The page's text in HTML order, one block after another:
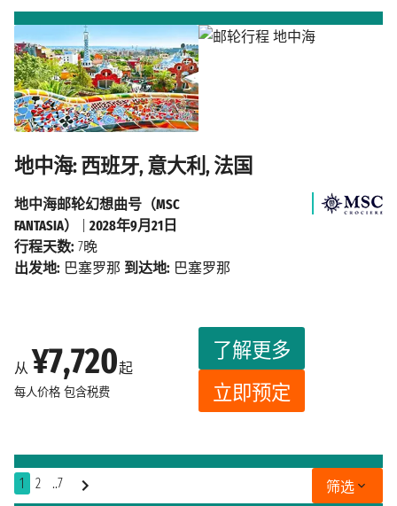
地中海: 西班牙, 意大利, 法国
从 ¥7,720起
每人价格 包含税费
了解更多
立即预定
地中海邮轮幻想曲号（MSC
FANTASIA）
2028年9月21日
行程天数: 7晚
出发地: 巴塞罗那 到达地: 巴塞罗那
1 2 ..7 筛选